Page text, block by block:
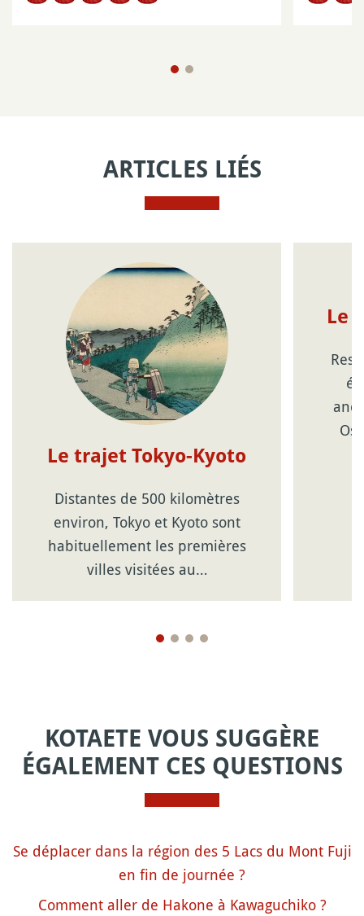
ARTICLES LIÉS
Le trajet Tokyo-Kyoto
Distantes de 500 kilomètres
environ, Tokyo et Kyoto sont
habituellement les premières
villes visitées au…
Le
KOTAETE VOUS SUGGÈRE
ÉGALEMENT CES QUESTIONS
Se déplacer dans la région des 5 Lacs du Mont Fuji
en fin de journée ?
Comment aller de Hakone à Kawaguchiko ?